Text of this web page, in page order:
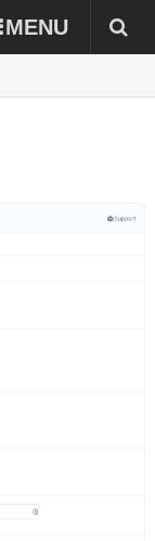
MENU